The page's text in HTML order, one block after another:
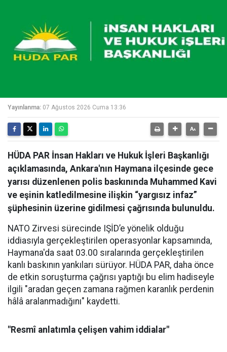
Yayınlanma: 07 Ağustos 2026 Cuma 13:36
HÜDA PAR İnsan Hakları ve Hukuk İşleri Başkanlığı
açıklamasında, Ankara'nın Haymana ilçesinde gece
yarısı düzenlenen polis baskınında Muhammed Kavi
ve eşinin katledilmesine ilişkin “yargısız infaz”
şüphesinin üzerine gidilmesi çağrısında bulunuldu.
NATO Zirvesi sürecinde IŞİD’e yönelik olduğu
iddiasıyla gerçekleştirilen operasyonlar kapsamında,
Haymana'da saat 03.00 sıralarında gerçekleştirilen
kanlı baskının yankıları sürüyor. HÜDA PAR, daha önce
de etkin soruşturma çağrısı yaptığı bu elim hadiseyle
ilgili "aradan geçen zamana rağmen karanlık perdenin
hâlâ aralanmadığını" kaydetti.
"Resmî anlatımla çelişen vahim iddialar"